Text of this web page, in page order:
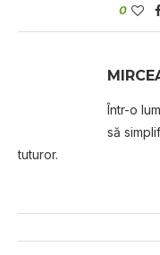
0
Într-o
să
tuturor.